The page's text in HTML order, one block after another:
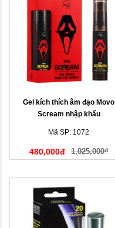
Gel kích thích âm đạo Movo
Scream nhập khẩu
Mã SP: 1072
480,000đ 1,025,000₫